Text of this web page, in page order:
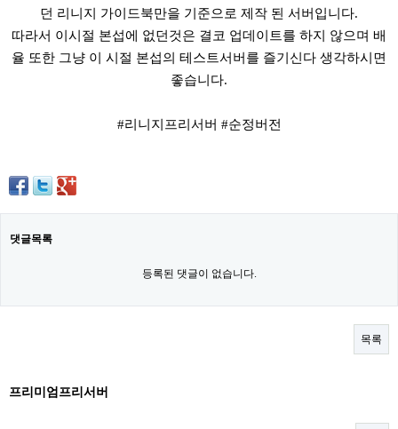
던 리니지 가이드북만을 기준으로 제작 된 서버입니다.
따라서 이시절 본섭에 없던것은 결코 업데이트를 하지 않으며 배
율 또한 그냥 이 시절 본섭의 테스트서버를 즐기신다 생각하시면
좋습니다.
#리니지프리서버 #순정버전
댓글목록
등록된 댓글이 없습니다.
목록
프리미엄프리서버